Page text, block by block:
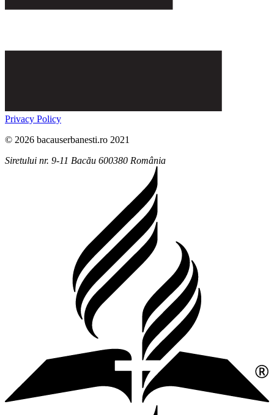
Privacy Policy
© 2026 bacauserbanesti.ro 2021
Siretului nr. 9-11 Bacău 600380 România